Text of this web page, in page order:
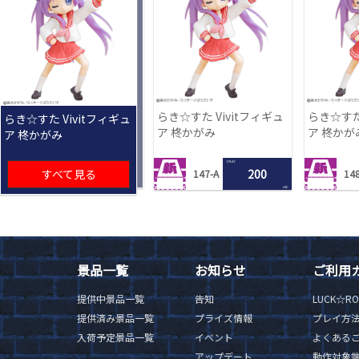
らき☆すた Vivitフィギュ
ア 柊かがみ
すべて見る
らき☆すた Vivitフィギュ
ア 柊かがみ
147-A
1 PLAY
200
LRC
らき☆す
ア 柊かが
景品一覧
提供中景品一覧
提供済み景品一覧
入荷予定景品一覧
お知らせ
告知
プライズ情報
イベント
アップデート
ご利用
プレイ方
よくある
動作対象